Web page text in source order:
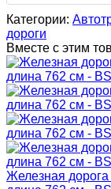
Категории:
дороги
Вместе с этим
Железная дорога